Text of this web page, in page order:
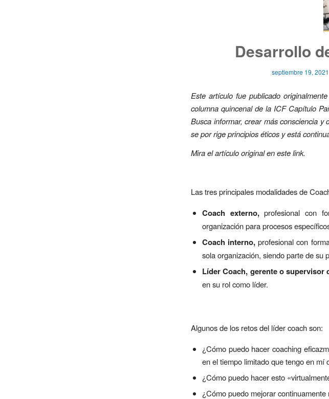
Desarrollo
septiembre 19, 2021
Este artículo fue publicado
columna quincenal de la ICF Capítulo
Busca informar, crear más consciencia
se por rige principios éticos y está
Mira el artículo original en estelink.
Las tres principales modalidades de
Coach externo,profesional con
organización para procesos
Coach interno,profesional con
sola organización, siendo parte de su
Líder Coach, gerente o supervisor
en su rol como líder.
Algunos de los retos del líder coach son:
¿Cómo puedo hacer coaching
en el tiempo limitado que tengo en mí
¿Cómo puedo hacer esto
¿Cómo puedo mejorar continuamente